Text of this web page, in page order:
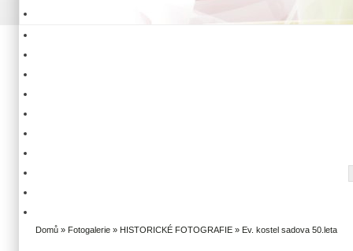
Domů » Fotogalerie » HISTORICKÉ FOTOGRAFIE » Ev. kostel sadova 50.leta